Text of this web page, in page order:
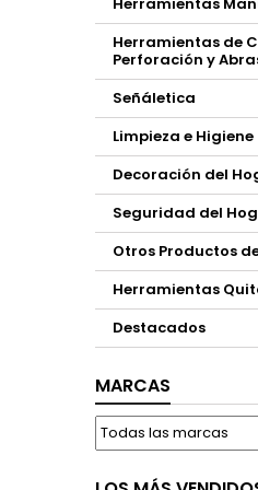
Herramientas de
Perforación y
Señáletica
Limpieza e Higiene
Decoración del
Seguridad del
Otros Productos
Herramientas
Destacados
MARCAS